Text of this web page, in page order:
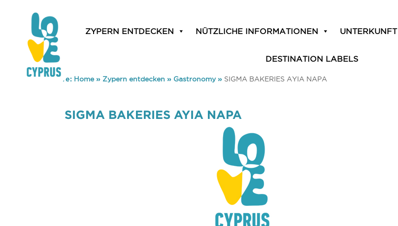
ZYPERN ENTDECKEN NÜTZLICHE INFORMATIONEN UNTERKUNFT
DESTINATION LABELS
You are here: Home» Zypern entdecken » Gastronomy» SIGMA BAKERIES AYIA NAPA
SIGMA BAKERIES AYIA NAPA